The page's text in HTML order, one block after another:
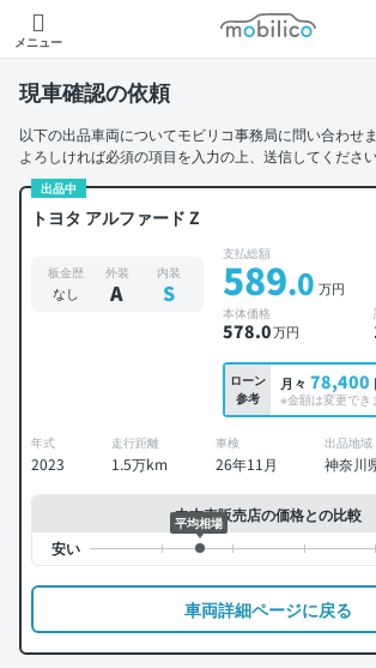
メニュー
モビリコ
現車確認の依頼
以下の出品車両についてモビリコ事務局に問い合わせま
よろしければ必須の項目を入力の上、送信してください
出品中
トヨタ アルファード Z
板金歴
なし
外装
A
内装
S
支払総額
589.0 万円
本体価格
578.0万円
ローン
参考
月々 78,400
※金額は変更でき
年式
2023
走行距離
1.5万km
車検
26年11月
出品地域
神奈川
中古車販売店の価格との比較
平均相場
車両詳細ページに戻る